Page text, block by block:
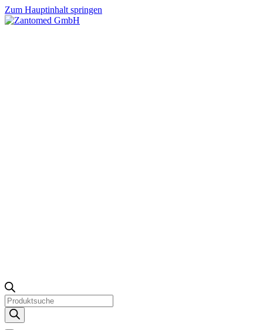
Zum Hauptinhalt springen
Products
search